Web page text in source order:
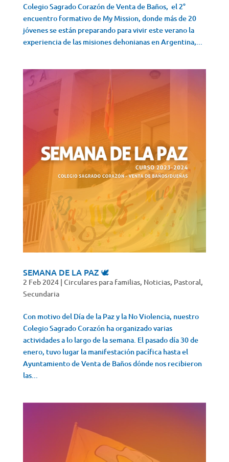
Colegio Sagrado Corazón de Venta de Baños, el 2°
encuentro formativo de My Mission, donde más de 20
jóvenes se están preparando para vivir este verano la
experiencia de las misiones dehonianas en Argentina,...
SEMANA DE LA PAZ 🕊️
2 Feb 2024| Circulares para familias, Noticias, Pastoral,
Secundaria
Con motivo del Día de la Paz y la No Violencia, nuestro
Colegio Sagrado Corazón ha organizado varias
actividades a lo largo de la semana. El pasado día 30 de
enero, tuvo lugar la manifestación pacífica hasta el
Ayuntamiento de Venta de Baños dónde nos recibieron
las...